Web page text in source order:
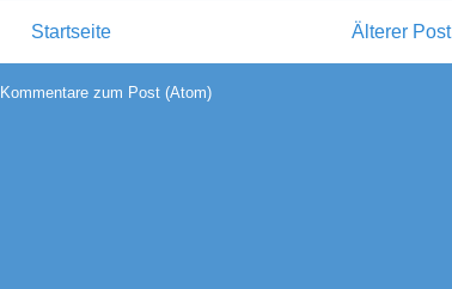
Älterer Post
Startseite
Kommentare zum Post (Atom)